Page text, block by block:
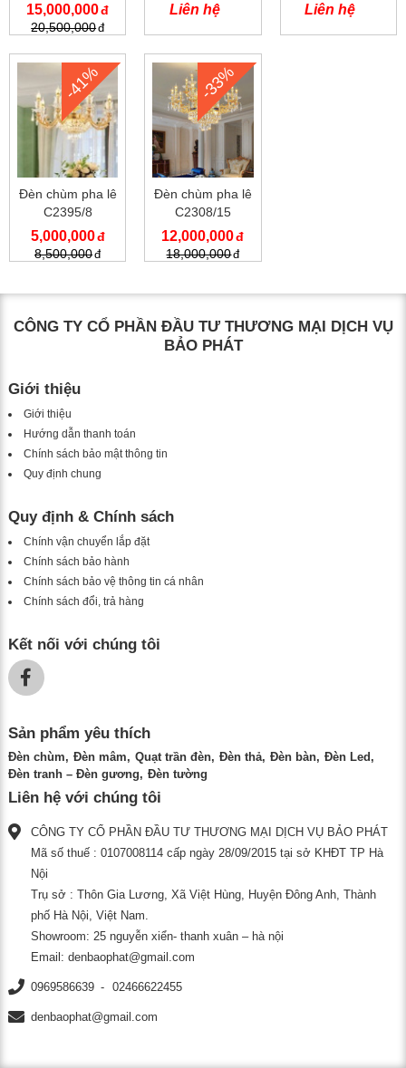
15,000,000
20,500,000
Liên hệ Liên hệ
-41%
Đèn chùm pha lê
C2395/8
5,000,000
8,500,000
-33%
Đèn chùm pha lê
C2308/15
12,000,000
18,000,000
CÔNG TY CỔ PHẦN ĐẦU TƯ THƯƠNG MẠI DỊCH VỤ
BẢO PHÁT
Giới thiệu
Giới thiệu
Hướng dẫn thanh toán
Chính sách bảo mật thông tin
Quy định chung
Quy định & Chính sách
Chính vận chuyển lắp đặt
Chính sách bảo hành
Chính sách bảo vệ thông tin cá nhân
Chính sách đổi, trả hàng
Kết nối với chúng tôi
Sản phẩm yêu thích
Đèn chùm Đèn mâm Quạt trần đèn Đèn thả Đèn bàn
Đèn Led
Đèn tranh – Đèn gương
Đèn tường
Liên hệ với chúng tôi
CÔNG TY CỔ PHẦN ĐẦU TƯ THƯƠNG MẠI DỊCH VỤ BẢO PHÁT
Mã số thuế : 0107008114 cấp ngày 28/09/2015 tại sở KHĐT TP Hà
Nội
Trụ sở : Thôn Gia Lương, Xã Việt Hùng, Huyện Đông Anh, Thành
phố Hà Nội, Việt Nam.
Showroom: 25 nguyễn xiển- thanh xuân – hà nội
Email: denbaophat@gmail.com
0969586639 02466622455
denbaophat@gmail.com